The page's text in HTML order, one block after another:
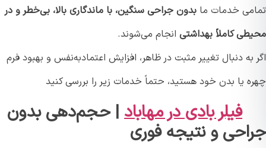
خدمات ما بدون جراحی سنگین، با ماندگاری بالا، بی‌خطر و در
کاملاً بهداشتیانجام می‌شوند.
به دنبال تغییر مثبت در ظاهر، افزایش اعتماد‌به‌نفس و بهبود فرم
یا بدن خود هستید، حتماً خدمات زیر را بررسی کنید
فیلر بادی در مهاباد| حجم‌دهی بدون
و نتیجه فوری